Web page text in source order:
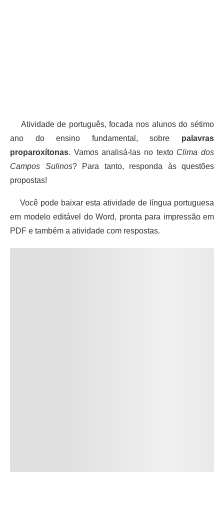
Atividade de português, focada nos alunos do sétimo
ano do ensino fundamental, sobre palavras
proparoxítonas. Vamos analisá-las no texto Clima dos
Campos Sulinos? Para tanto, responda às questões
propostas!
Você pode baixar esta atividade de língua portuguesa
em modelo editável do Word, pronta para impressão em
PDF e também a atividade com respostas.